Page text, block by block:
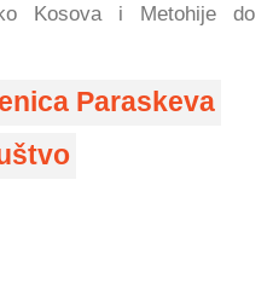
Kosova i Metohije do
Paraskeva